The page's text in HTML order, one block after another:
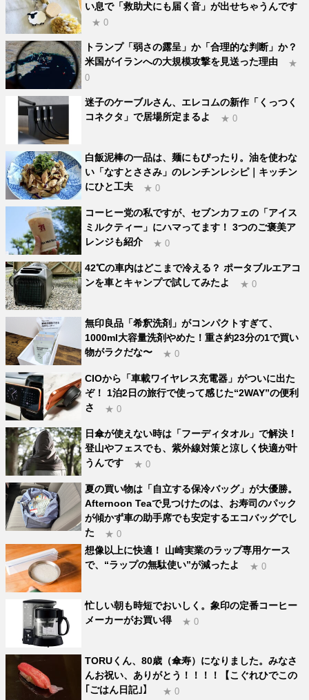
い息で「救助犬にも届く音」が出せちゃうんです
★ 0
トランプ「弱さの露呈」か「合理的な判断」か？
米国がイランへの大規模攻撃を見送った理由
★
0
迷子のケーブルさん、エレコムの新作「くっつく
コネクタ」で居場所定まるよ
★ 0
白飯泥棒の一品は、麺にもぴったり。油を使わな
い「なすとささみ」のレンチンレシピ｜キッチン
にひと工夫
★ 0
コーヒー党の私ですが、セブンカフェの「アイス
ミルクティー」にハマってます！ 3つのご褒美ア
レンジも紹介
★ 0
42℃の車内はどこまで冷える？ ポータブルエアコ
ンを車とキャンプで試してみたよ
★ 0
無印良品「希釈洗剤」がコンパクトすぎて、
1000ml大容量洗剤やめた！重さ約23分の1で買い
物がラクだな〜
★ 0
CIOから「車載ワイヤレス充電器」がついに出た
ぞ！ 1泊2日の旅行で使って感じた“2WAY”の便利
さ
★ 0
日傘が使えない時は「フーディタオル」で解決！
登山やフェスでも、紫外線対策と涼しく快適が叶
うんです
★ 0
夏の買い物は「自立する保冷バッグ」が大優勝。
Afternoon Teaで見つけたのは、お寿司のパック
が傾かず車の助手席でも安定するエコバッグでし
た
★ 0
想像以上に快適！ 山崎実業のラップ専用ケース
で、“ラップの無駄使い”が減ったよ
★ 0
忙しい朝も時短でおいしく。象印の定番コーヒー
メーカーがお買い得
★ 0
TORUくん、80歳（傘寿）になりました。みなさ
んお祝い、ありがとう！！！！【こぐれひでこの
｢ごはん日記｣】
★ 0